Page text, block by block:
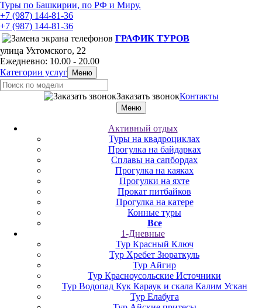
Туры по Башкирии, по РФ и Миру.
+7 (987) 144-81-36
+7 (987) 144-81-36
ГРАФИК ТУРОВ
улица Ухтомского, 22
Ежедневно: 10.00 - 20.00
Категории услуг
Меню
Заказать звонокКонтакты
Меню
Активный отдых
Туры на квадроциклах
Прогулка на байдарках
Сплавы на сапбордах
Прогулка на каяках
Прогулки на яхте
Прокат питбайков
Прогулка на катере
Конные туры
Все
1-Дневные
Тур Красный Ключ
Тур Хребет Зюраткуль
Тур Айгир
Тур Красноусольские Источники
Тур Водопад Кук Караук и скала Калим Ускан
Тур Елабуга